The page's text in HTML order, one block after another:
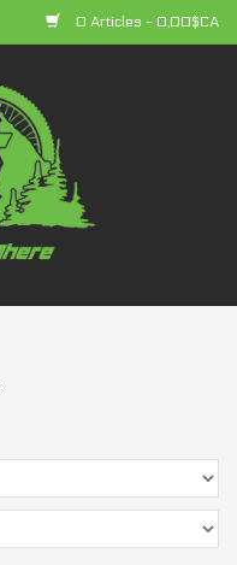
0 Articles - 0,00$CA